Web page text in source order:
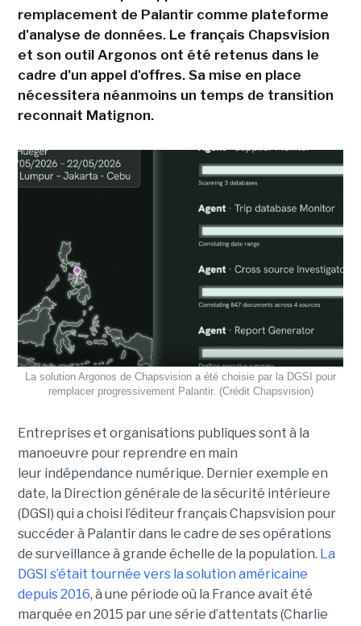
remplacement de Palantir comme plateforme
d'analyse de données. Le français Chapsvision
et son outil Argonos ont été retenus dans le
cadre d'un appel d'offres. Sa mise en place
nécessitera néanmoins un temps de transition
reconnait Matignon.
La solution Argonos de Chapsvision a été choisie par la DGSI pour
remplacer progressivement Palantir. (Crédit Chapsvision)
Entreprises et organisations publiques sont à la
manoeuvre pour reprendre en main
leur indépendance numérique. Dernier exemple en
date, la Direction générale de la sécurité intérieure
(DGSI) qui a choisi l’éditeur français Chapsvision pour
succéder à Palantir dans le cadre de ses opérations
de surveillance à grande échelle de la population. La
DGSI s’était tournée vers la solution américaine
depuis 2016, à une période où la France avait été
marquée en 2015 par une série d’attentats (Charlie